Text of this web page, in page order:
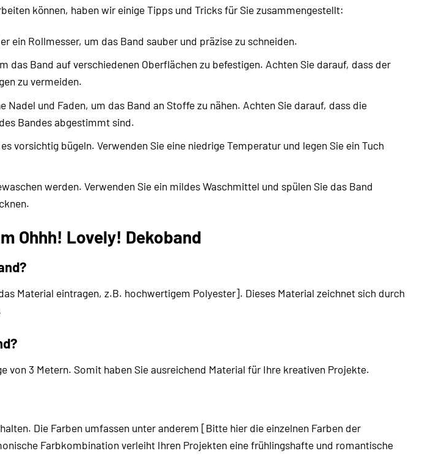
können, haben wir einige Tipps und Tricks für Sie zusammengestellt:
ein Rollmesser, um das Band sauber und präzise zu schneiden.
das Band auf verschiedenen Oberflächen zu befestigen. Achten Sie darauf, dass der
zu vermeiden.
Nadel und Faden, um das Band an Stoffe zu nähen. Achten Sie darauf, dass die
Bandes abgestimmt sind.
vorsichtig bügeln. Verwenden Sie eine niedrige Temperatur und legen Sie ein Tuch
werden. Verwenden Sie ein mildes Waschmittel und spülen Sie das Band
Ohhh! Lovely! Dekoband
Material eintragen, z.B. hochwertigem Polyester]. Dieses Material zeichnet sich durch
von 3 Metern. Somit haben Sie ausreichend Material für Ihre kreativen Projekte.
Die Farben umfassen unter anderem [Bitte hier die einzelnen Farben der
Farbkombination verleiht Ihren Projekten eine frühlingshafte und romantische